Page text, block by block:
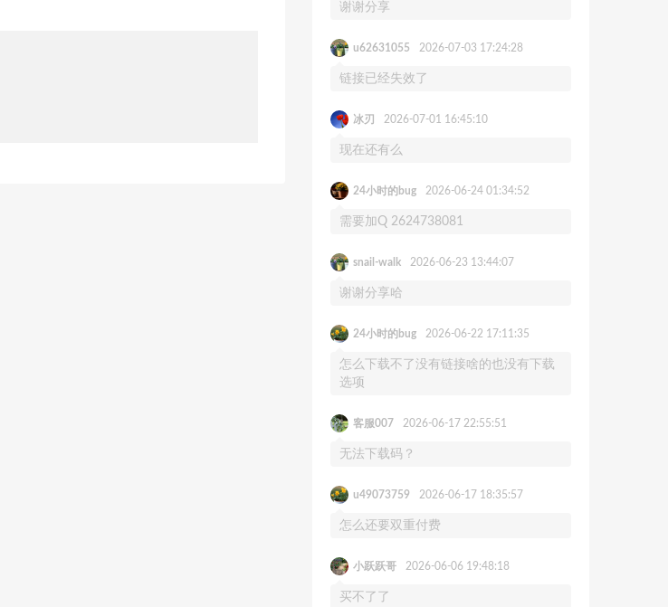
谢谢分享
u62631055 2026-07-03 17:24:28
链接已经失效了
冰刃 2026-07-01 16:45:10
现在还有么
24小时的bug 2026-06-24 01:34:52
需要加Q 2624738081
snail-walk 2026-06-23 13:44:07
谢谢分享哈
24小时的bug 2026-06-22 17:11:35
怎么下载不了没有链接啥的也没有下载
选项
客服007 2026-06-17 22:55:51
无法下载码？
u49073759 2026-06-17 18:35:57
怎么还要双重付费
小跃跃哥 2026-06-06 19:48:18
买不了了